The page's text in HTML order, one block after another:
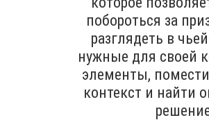
побороться за
разглядеть в
нужные для своей
элементы,
контекст и найти